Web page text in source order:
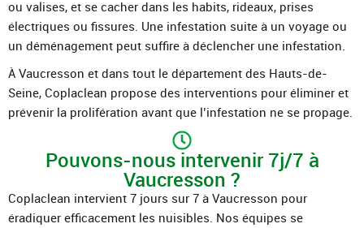
ou valises, et se cacher dans les habits, rideaux, prises
électriques ou fissures. Une infestation suite à un voyage ou
un déménagement peut suffire à déclencher une infestation.
À Vaucresson et dans tout le département des Hauts-de-
Seine, Coplaclean propose des interventions pour éliminer et
prévenir la prolifération avant que l’infestation ne se propage.
Pouvons-nous intervenir 7j/7 à
Vaucresson ?
Coplaclean intervient 7 jours sur 7 à Vaucresson pour
éradiquer efficacement les nuisibles. Nos équipes se